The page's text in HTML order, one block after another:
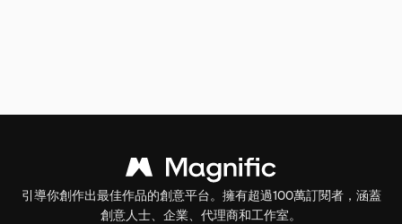
引導你創作出最佳作品的創意平台。擁有超過100萬訂閱者，涵蓋
創意人士、企業、代理商和工作室。